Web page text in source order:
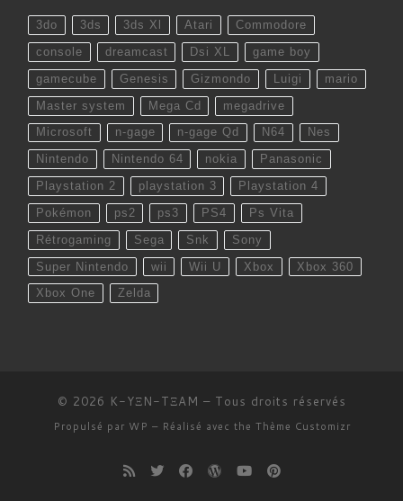
3do 3ds 3ds Xl Atari Commodore
console dreamcast Dsi XL game boy
gamecube Genesis Gizmondo Luigi mario
Master system Mega Cd megadrive
Microsoft n-gage n-gage Qd N64 Nes
Nintendo Nintendo 64 nokia Panasonic
Playstation 2 playstation 3 Playstation 4
Pokémon ps2 ps3 PS4 Ps Vita
Rétrogaming Sega Snk Sony
Super Nintendo wii Wii U Xbox Xbox 360
Xbox One Zelda
© 2026 K-YΞN-TΞAM – Tous droits réservés
Propulsé par WP – Réalisé avec the Thème Customizr